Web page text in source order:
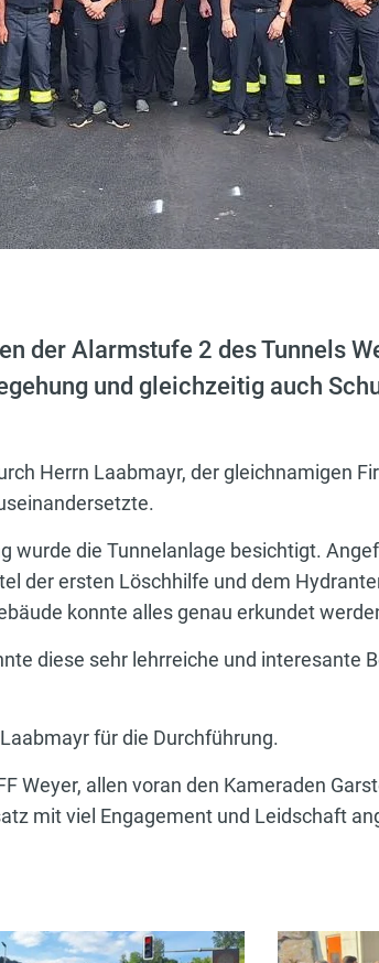
der Alarmstufe 2 des Tunnels
und gleichzeitig auch
Herrn Laabmayr, der gleichnamigen
wurde die Tunnelanlage besichtigt.
der ersten Löschhilfe und dem
konnte alles genau erkundet
diese sehr lehrreiche und interesante
für die Durchführung.
Weyer, allen voran den Kameraden
mit viel Engagement und Leidschaft